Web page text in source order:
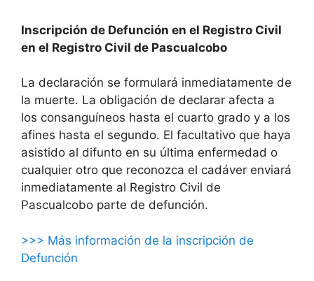
Inscripción de Defunción en el Registro Civil
en el Registro Civil de Pascualcobo
La declaración se formulará inmediatamente de
la muerte. La obligación de declarar afecta a
los consanguíneos hasta el cuarto grado y a los
afines hasta el segundo. El facultativo que haya
asistido al difunto en su última enfermedad o
cualquier otro que reconozca el cadáver enviará
inmediatamente al Registro Civil de
Pascualcobo parte de defunción.
>>> Más información de la inscripción de
Defunción